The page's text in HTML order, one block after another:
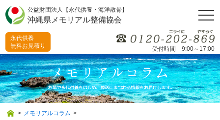
公益財団法人【永代供養・海洋散骨】
沖縄県メモリアル整備協会
受付時間 9:00～17:00
永代供養
無料お見積り
> メモリアルコラム >